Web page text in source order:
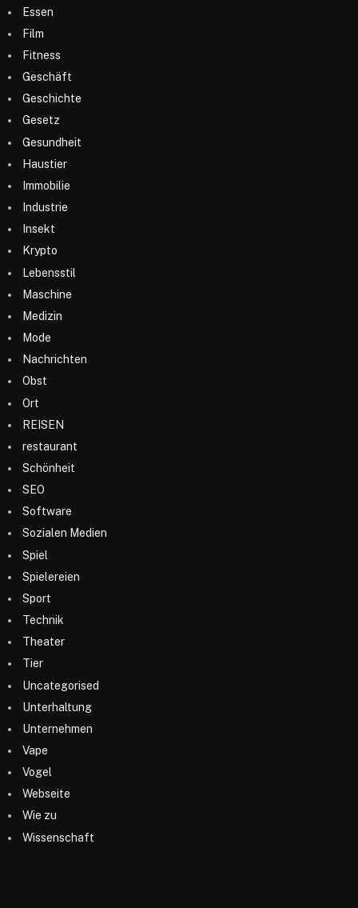
Essen
Film
Fitness
Geschäft
Geschichte
Gesetz
Gesundheit
Haustier
Immobilie
Industrie
Insekt
Krypto
Lebensstil
Maschine
Medizin
Mode
Nachrichten
Obst
Ort
REISEN
restaurant
Schönheit
SEO
Software
Sozialen Medien
Spiel
Spielereien
Sport
Technik
Theater
Tier
Uncategorised
Unterhaltung
Unternehmen
Vape
Vogel
Webseite
Wie zu
Wissenschaft